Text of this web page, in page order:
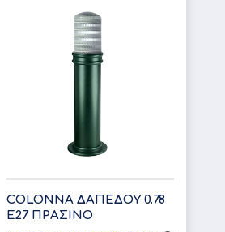
COLONNA ΔΑΠΕΔΟΥ 0.78
Ε27 ΠΡΑΣΙΝΟ